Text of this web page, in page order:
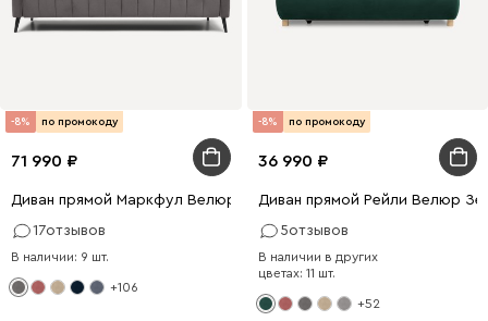
-8% по промокоду
71 990
Диван прямой Маркфул Велюр Серый
17отзывов
В наличии: 9 шт.
+106
-8% по промокоду
36 990
Диван прямой Рейли Велюр
5отзывов
В наличии в других
цветах: 11 шт.
+52